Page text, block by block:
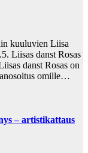
kuuluvien Liisa
Liisas danst Rosas
danst Rosas on
omille…
– artistikattaus